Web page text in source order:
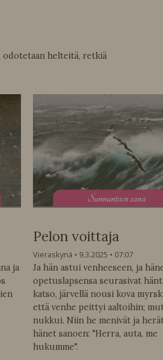
helteitä, retkiä
ja
Sunnuntain sana
Pelon voittaja
Vieraskynä 9.3.2025
07:07
Ja hän astui venheeseen, ja
opetuslapsensa seurasivat
katso, järvellä nousi kova
että venhe peittyi aaltoihin;
nukkui. Niin he menivät ja
hänet sanoen: "Herra, auta, me
hukumme".